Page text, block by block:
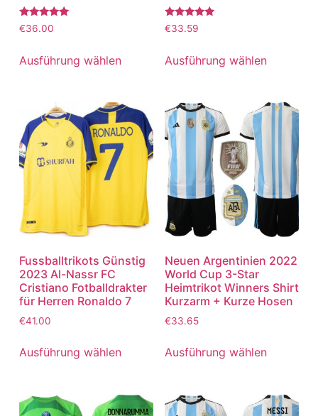
Bewertet
mit
€36.00
Ausführung wählen
Bewertet
mit
€33.59
Ausführung wählen
Fussballtrikots Günstig
2023 Al-Nassr FC
Cristiano Fotballdrakter
für Herren Ronaldo 7
€41.00
Ausführung wählen
Neuen Argentinien 2022
World Cup 3-Star
Heimtrikot Winners Shirt
Kurzarm + Kurze Hosen
€33.65
Ausführung wählen